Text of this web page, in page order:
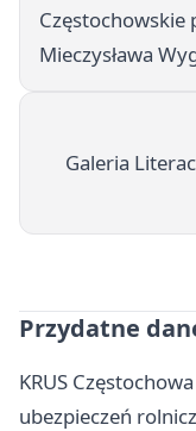
Częstochowskie
Mieczysława
Galeria
Przydatne
KRUS
ubezpieczeń